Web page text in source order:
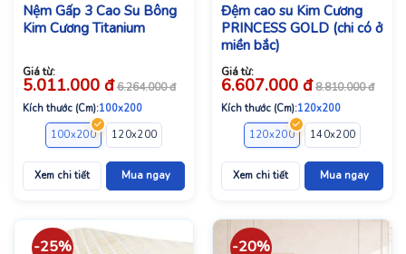
Nệm Gấp 3 Cao Su Bông
Kim Cương Titanium
Giá từ:
5.011.000 đ 6.264.000đ
Kích thước (Cm):100x200
100x200
120x200 160x200 180x200
Xem chi tiết Mua ngay
Đệm cao su Kim Cương
PRINCESS GOLD (chi có ở
miền bắc)
Giá từ:
6.607.000 đ 8.810.000đ
Kích thước (Cm):120x200
120x200
140x200
Xem chi tiết Mua ngay
-25% -20%